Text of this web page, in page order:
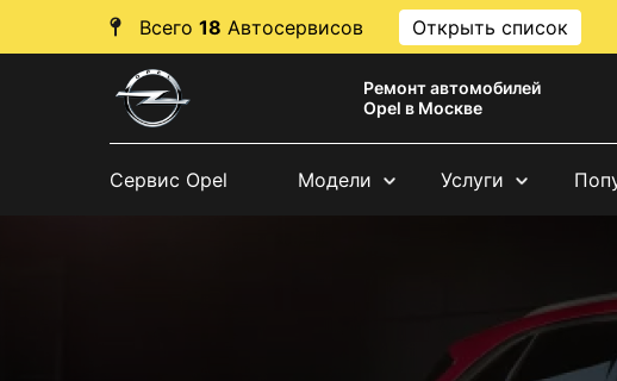
Всего 18 Автосервисов Открыть список
Ремонт автомобилей
Opel в Москве
Сервис Opel Модели Услуги